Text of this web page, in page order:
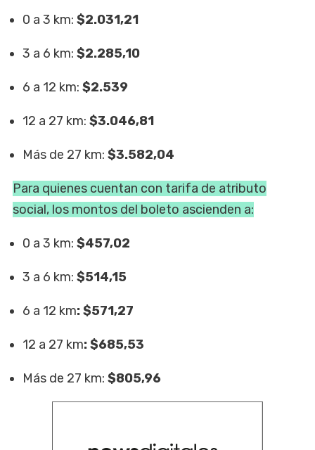
0 a 3 km:$2.031,21
3 a 6 km:$2.285,10
6 a 12 km:$2.539
12 a 27 km:$3.046,81
Más de 27 km: $3.582,04
Para quienes cuentan con tarifa de atributo
social, los montos del boleto ascienden a:
0 a 3 km:$457,02
3 a 6 km:$514,15
6 a 12 km: $571,27
12 a 27 km: $685,53
Más de 27 km:$805,96